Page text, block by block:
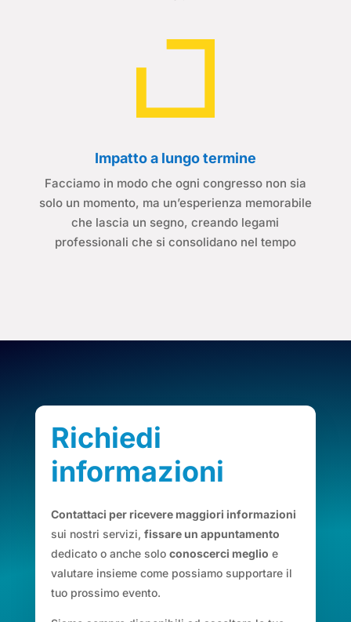
Impatto a lungo termine
Facciamo in modo che ogni congresso non sia
solo un momento, ma un’esperienza memorabile
che lascia un segno, creando legami
professionali che si consolidano nel tempo
Richiedi
informazioni
Contattaci per ricevere maggiori informazioni
sui nostri servizi, fissare un appuntamento
dedicato o anche solo conoscerci meglio e
valutare insieme come possiamo supportare il
tuo prossimo evento.